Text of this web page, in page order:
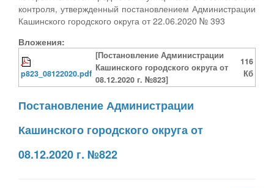
контроля, утвержденный постановлением Администрации
Кашинского городского округа от 22.06.2020 № 393
Вложения:
p823_08122020.pdf
[Постановление Администрации
Кашинского городского округа от
08.12.2020 г. №823]
116
Кб
Постановление Администрации
Кашинского городского округа от
08.12.2020 г. №822